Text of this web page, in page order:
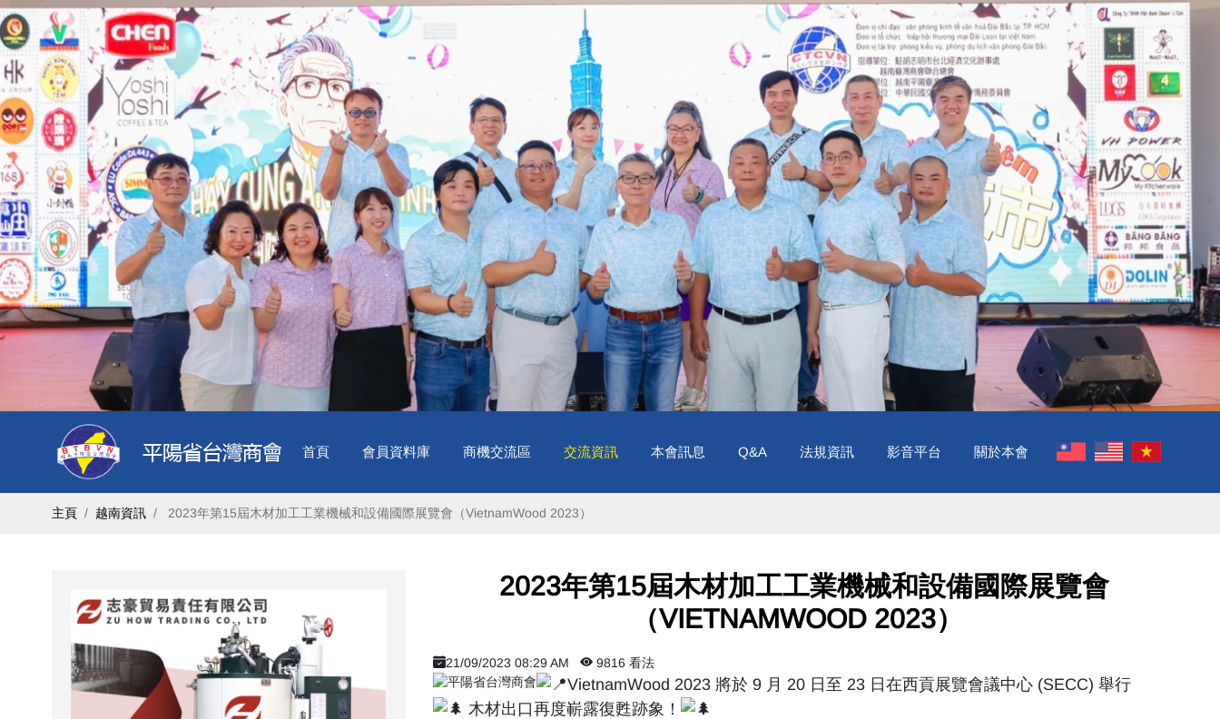
首頁 會員資料庫 商機交流區 交流資訊 本會訊息 Q&A 法規資訊 影音平台 關於本會
主頁 越南資訊 ​ 2023年第15屆木材加工工業機械和設備國際展覽會（VietnamWood 2023） ​
​ 2023年第15屆木材加工工業機械和設備國際展覽會
（VIETNAMWOOD 2023） ​
21/09/2023 08:29 AM 9816 看法
VietnamWood 2023 將於 9 月 20 日至 23 日在西貢展覽會議中心 (SECC) 舉行
木材出口再度嶄露復甦跡象！